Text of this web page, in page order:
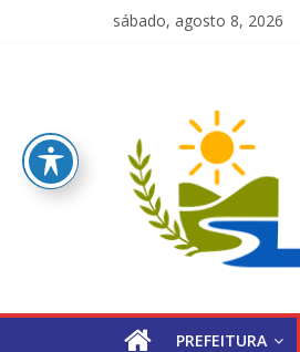
sábado, agosto 8, 2026
Pref.
Mun.
de
Poção
PREFEITURA